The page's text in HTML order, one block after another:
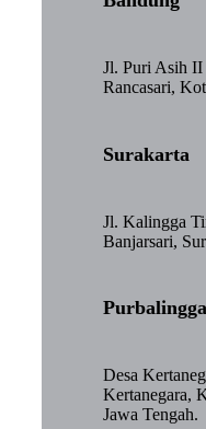
Jl. Puri Asih
Rancasari,
Surakarta
Jl. Kalingga
Banjarsari,
Purbalingga
Desa
Kertanegara,
Jawa Tengah.